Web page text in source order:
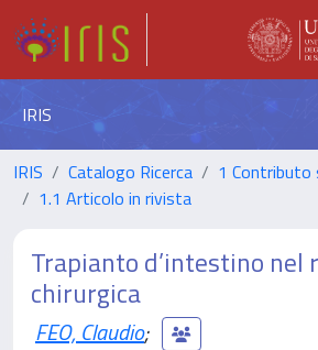
IRIS
IRIS Catalogo Ricerca
1 Contributo
1.1 Articolo in rivista
Trapianto d’intestino nel
chirurgica
FEO, Claudio;